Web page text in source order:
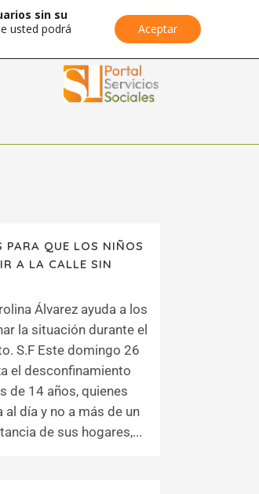
PARA QUE LOS NIÑOS
A LA CALLE SIN
Álvarez ayuda a los
la situación durante el
S.F Este domingo 26
el desconfinamiento
de 14 años, quienes
al día y no a más de un
de sus hogares,...
sin su
usted podrá
Aceptar